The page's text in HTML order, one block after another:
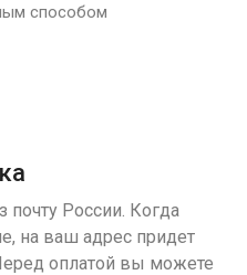
способом
почту России. Когда
на ваш адрес придет
оплатой вы можете